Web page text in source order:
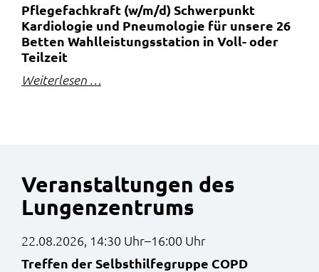
Pflegefachkraft (w/m/d) Schwerpunkt
Kardiologie und Pneumologie für unsere 26
Betten Wahlleistungsstation in Voll- oder
Teilzeit
Weiterlesen …
Veranstaltungen des
Lungenzentrums
22.08.2026, 14:30 Uhr–16:00 Uhr
Treffen der Selbsthilfegruppe COPD